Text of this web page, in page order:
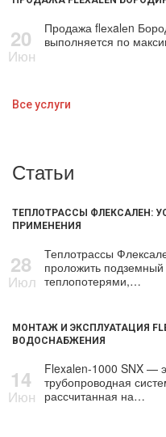
20
Июн
Продажа flехalеn
выполняется по
Все услуги
Статьи
ТЕПЛОТРАССЫ ФЛЕКСАЛЕН:
ПРИМЕНЕНИЯ
28
Июл
Теплотрассы
проложить
теплопотерями,…
МОНТАЖ И ЭКСПЛУАТАЦИЯ
ВОДОСНАБЖЕНИЯ
14
Июн
Flexalen-1000 SNX —
трубопроводная
рассчитанная на…